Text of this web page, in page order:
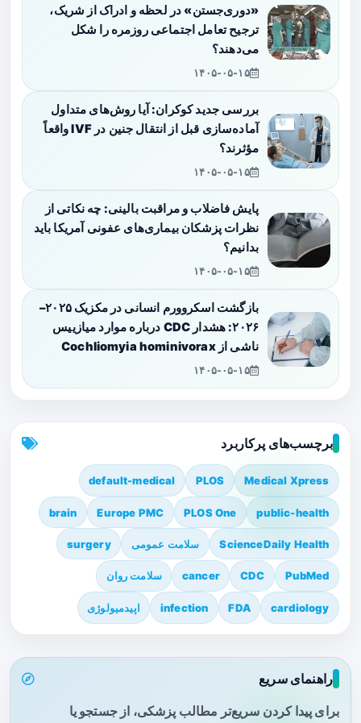
«دوری‌جستن» در لحظه و ادراک از شریک،
ترجیح تعامل اجتماعی روزمره را شکل
می‌دهند؟
۱۴۰۵-۰۵-۱۵
بررسی جدید کوکران: آیا روش‌های متداول
آماده‌سازی قبل از انتقال جنین در IVF واقعاً
مؤثرند؟
۱۴۰۵-۰۵-۱۵
پایش فاضلاب و مراقبت بالینی: چه نکاتی از
نظرات پزشکان بیماری‌های عفونی آمریکا باید
بدانیم؟
۱۴۰۵-۰۵-۱۵
بازگشت اسکروورم انسانی در مکزیک ۲۰۲۵–
۲۰۲۶: هشدار CDC درباره موارد میازییس
ناشی از Cochliomyia hominivorax
۱۴۰۵-۰۵-۱۵
برچسب‌های پرکاربرد
Medical Xpress
PLOS
default-medical
public-health
PLOS One
Europe PMC
brain
ScienceDaily Health سلامت عمومی surgery
PubMed
CDC
cancer سلامت روان
cardiology
FDA
infection اپیدمیولوژی
راهنمای سریع
برای پیدا کردن سریع‌تر مطالب پزشکی، از جستجو یا